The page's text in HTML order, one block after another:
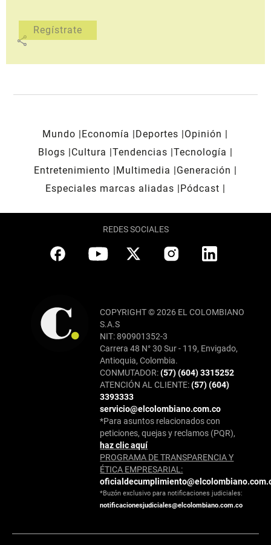
share
Mundo Economía Deportes
Opinión
Blogs
Cultura Tendencias Tecnología
Entretenimiento
Multimedia
Generación
Especiales marcas aliadas
Pódcast
REDES SOCIALES
COPYRIGHT © 2026 EL COLOMBIANO
S.A.S
NIT: 890901352-3
Carrera 48 N° 30 Sur - 119, Envigado,
Antioquia, Colombia.
CONMUTADOR:(57) (604) 3315252
ATENCIÓN AL CLIENTE:(57) (604)
3393333
servicio@elcolombiano.com.co
*Para asuntos relacionados con
peticiones, quejas y reclamos (PQR),
haz clic aquí
PROGRAMA DE TRANSPARENCIA Y
ÉTICA EMPRESARIAL:
*Buzón exclusivo para notificaciones judiciales:
notificacionesjudiciales@elcolombiano.com.co